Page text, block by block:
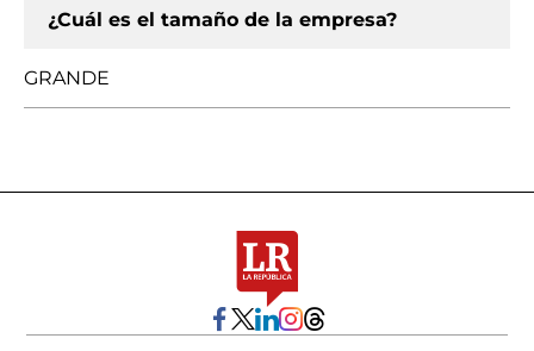
¿Cuál es el tamaño de la empresa?
GRANDE